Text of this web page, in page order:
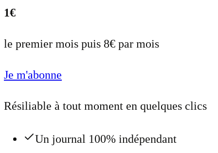
1€
le premier mois puis 8€ par mois
Je m'abonne
Résiliable à tout moment en quelques clics
Un journal 100% indépendant